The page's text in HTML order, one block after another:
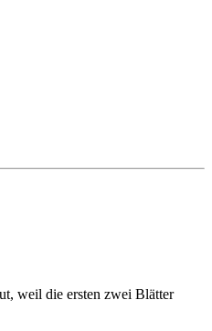
weil die ersten zwei Blätter